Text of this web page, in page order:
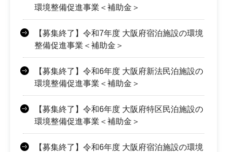
環境整備促進事業＜補助金＞
【募集終了】令和7年度 大阪府宿泊施設の環境
整備促進事業＜補助金＞
【募集終了】令和6年度 大阪府新法民泊施設の
環境整備促進事業＜補助金＞
【募集終了】令和6年度 大阪府特区民泊施設の
環境整備促進事業＜補助金＞
【募集終了】令和6年度 大阪府宿泊施設の環境